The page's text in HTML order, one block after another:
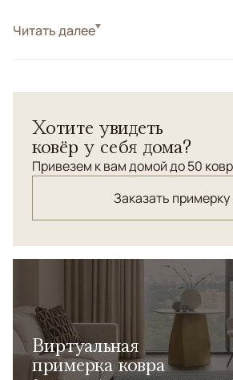
Читать далее
Хотите увидеть
ковёр у себя дома?
Привезем к вам домой до 50
Заказать
Виртуальная
примерка ковра